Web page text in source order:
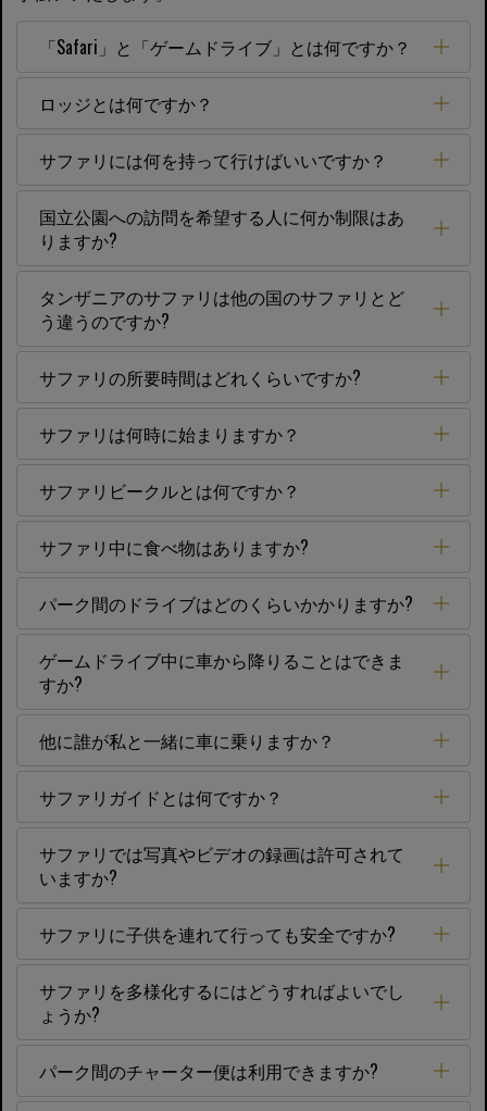
「Safari」と「ゲームドライブ」とは何ですか？
ロッジとは何ですか？
サファリには何を持って行けばいいですか？
国立公園への訪問を希望する人に何か制限はあ
りますか?
タンザニアのサファリは他の国のサファリとど
う違うのですか?
サファリの所要時間はどれくらいですか?
サファリは何時に始まりますか？
サファリビークルとは何ですか？
サファリ中に食べ物はありますか?
パーク間のドライブはどのくらいかかりますか?
ゲームドライブ中に車から降りることはできま
すか?
他に誰が私と一緒に車に乗りますか？
サファリガイドとは何ですか？
サファリでは写真やビデオの録画は許可されて
いますか?
サファリに子供を連れて行っても安全ですか?
サファリを多様化するにはどうすればよいでし
ょうか?
パーク間のチャーター便は利用できますか?